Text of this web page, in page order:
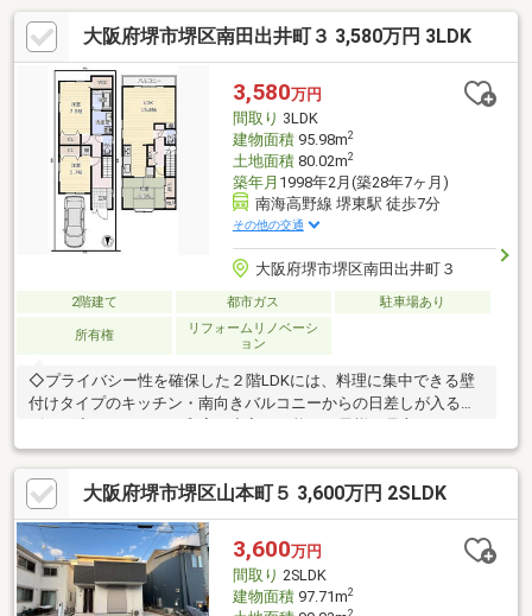
ンシャルプランナーが資金計画をサポート！２．買い替えなどに
も対応できる売却専門チームあり！３．たくさんの銀行と繋がり
があるため、最も低金利になるように審査が可能！４．物件のお
引渡し後に必要になったお家のリフォームも弊社のリフォームプ
ランナーがご提案！弊社は専門家同士が連携をとっているため、
より多くの知見がございます。
大阪府堺市堺区南田出井町３ 3,580万円 3LDK
3,580万円
間取り 3LDK
建物面積95.98m2
土地面積80.02m2
築年月 1998年2月(築28年7ヶ月)
南海高野線 堺東駅 徒歩7分
その他の交通
大阪府堺市堺区南田出井町３
2階建て 都市ガス 駐車場あり
所有権
リフォームリノベーシ
ョン
◇プライバシー性を確保した２階LDKには、料理に集中できる壁
付けタイプのキッチン・南向きバルコニーからの日差しが入るリ
ビング◇キッチンから和室へ出入り可能。お子様の見守りなど、
多目的に活用いただけます
大阪府堺市堺区山本町５ 3,600万円 2SLDK
3,600万円
間取り 2SLDK
建物面積97.71m2
2